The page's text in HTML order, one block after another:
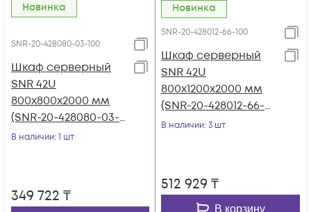
Новинка
SNR-20-428080-03-100
Шкаф серверный
SNR 42U
800x800x2000 мм
(SNR-20-428080-03-
100)
В наличии: 1 шт
349 722 ₸
Новинка
SNR-20-428012-66-100
Шкаф серверный
SNR 42U
800x1200x2000 мм
(SNR-20-428012-66-
100)
В наличии: 3 шт
512 929 ₸
В корзину